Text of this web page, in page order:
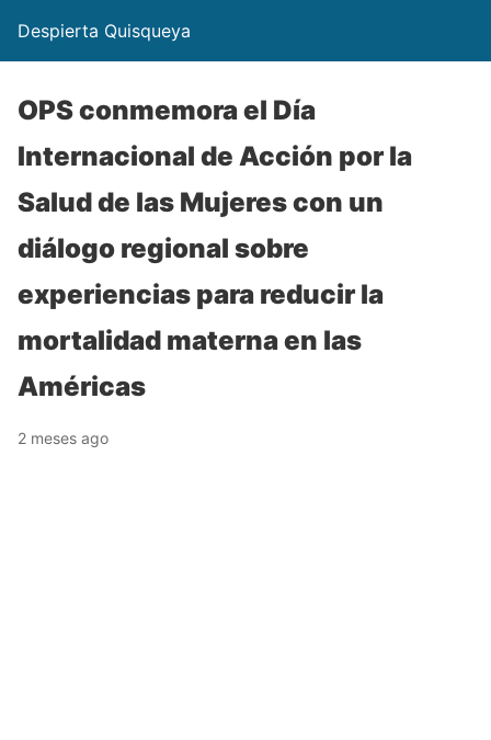
Despierta Quisqueya
OPS conmemora el Día
Internacional de Acción por la
Salud de las Mujeres con un
diálogo regional sobre
experiencias para reducir la
mortalidad materna en las
Américas
2 meses ago